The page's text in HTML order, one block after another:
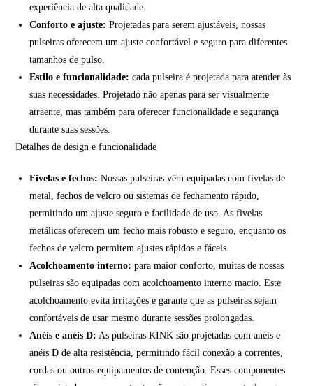
experiência de alta qualidade.
Conforto e ajuste: Projetadas para serem ajustáveis, nossas
pulseiras oferecem um ajuste confortável e seguro para diferentes
tamanhos de pulso.
Estilo e funcionalidade: cada pulseira é projetada para atender às
suas necessidades. Projetado não apenas para ser visualmente
atraente, mas também para oferecer funcionalidade e segurança
durante suas sessões.
Detalhes de design e funcionalidade
Fivelas e fechos: Nossas pulseiras vêm equipadas com fivelas de
metal, fechos de velcro ou sistemas de fechamento rápido,
permitindo um ajuste seguro e facilidade de uso. As fivelas
metálicas oferecem um fecho mais robusto e seguro, enquanto os
fechos de velcro permitem ajustes rápidos e fáceis.
Acolchoamento interno: para maior conforto, muitas de nossas
pulseiras são equipadas com acolchoamento interno macio. Este
acolchoamento evita irritações e garante que as pulseiras sejam
confortáveis de usar mesmo durante sessões prolongadas.
Anéis e anéis D: As pulseiras KINK são projetadas com anéis e
anéis D de alta resistência, permitindo fácil conexão a correntes,
cordas ou outros equipamentos de contenção. Esses componentes